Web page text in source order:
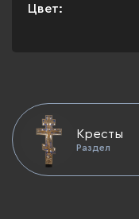
Цвет:
Кресты
Раздел